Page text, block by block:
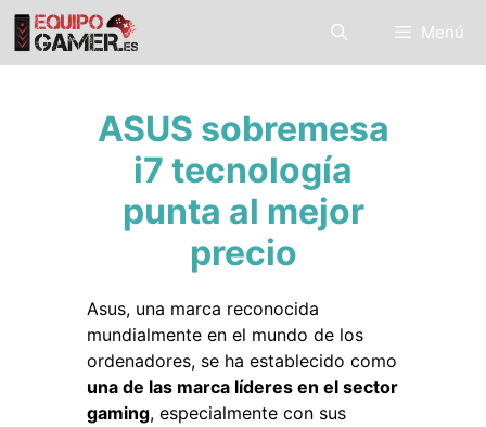
Saltar
contenido
Menú
ASUS sobremesa
i7 tecnología
punta al mejor
precio
Asus, una marca reconocida
mundialmente en el mundo de los
ordenadores, se ha establecido como
una de las marca líderes en el sector
gaming, especialmente con sus